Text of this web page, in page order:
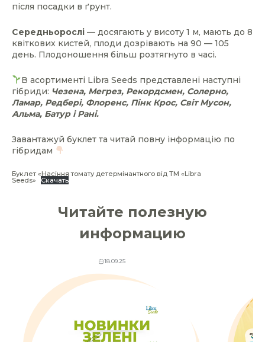
після посадки в ґрунт.
Середньорослі — досягають у висоту 1 м, мають до 8
квіткових кистей, плоди дозрівають на 90 — 105
день. Плодоношення більш розтягнуто в часі.
В асортименті Libra Seeds представлені наступні
гібриди: Чезена, Мегрез, Рекордсмен, Солерно,
Ламар, Редбері, Флоренс, Пінк Крос, Світ Мусон,
Альма, Батур і Рані.
Завантажуй буклет та читай повну інформацію по
гібридам
Буклет «Насіння томату детермінантного від ТМ «Libra
Seeds» Скачать
Читайте полезную
информацию
18.09.25